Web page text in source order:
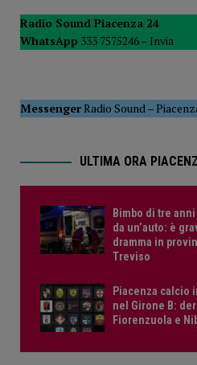
[ 6 Agosto 2026 ]
PIACENZA
Radio Sound Piacenza 24
WhatsApp 333 7575246 – Invia
MessengerRadio Sound–
ULTIMA ORA
Bimbo di tre
da un’auto: è
dramma in
Treviso
Piacenza calcio
nel Girone B:
Fiorenzuola e